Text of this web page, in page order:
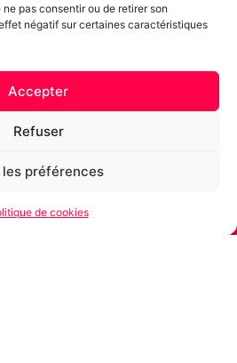
pas consentir ou de retirer son
négatif sur certaines caractéristiques
Accepter
Refuser
les préférences
de cookies